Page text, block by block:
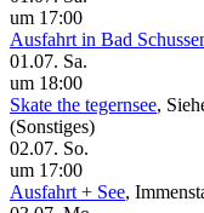
um 17:00
Ausfahrt in Bad
01.07. Sa.
um 18:00
Skate the tegernsee,
(Sonstiges)
02.07. So.
um 17:00
Ausfahrt + See,